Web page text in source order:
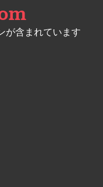
が含まれています